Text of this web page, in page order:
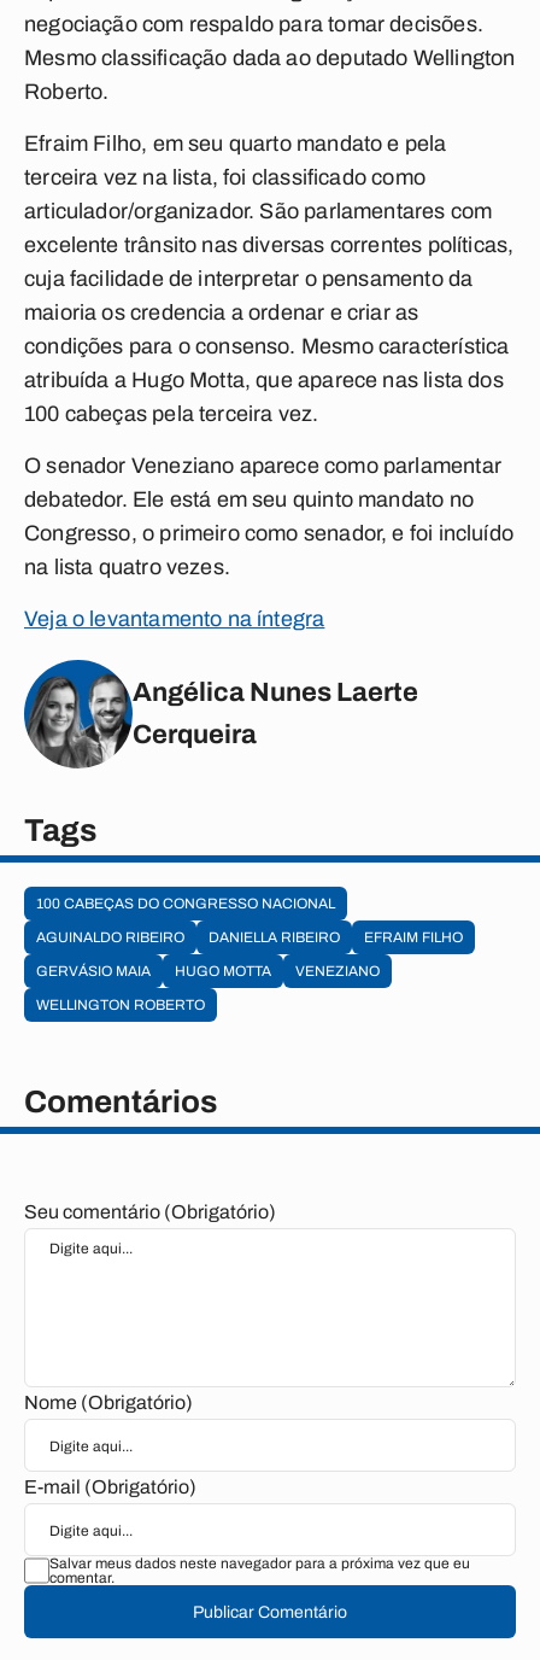
negociação com respaldo para tomar decisões.
Mesmo classificação dada ao deputado Wellington
Roberto.
Efraim Filho, em seu quarto mandato e pela
terceira vez na lista, foi classificado como
articulador/organizador. São parlamentares com
excelente trânsito nas diversas correntes políticas,
cuja facilidade de interpretar o pensamento da
maioria os credencia a ordenar e criar as
condições para o consenso. Mesmo característica
atribuída a Hugo Motta, que aparece nas lista dos
100 cabeças pela terceira vez.
O senador Veneziano aparece como parlamentar
debatedor. Ele está em seu quinto mandato no
Congresso, o primeiro como senador, e foi incluído
na lista quatro vezes.
Veja o levantamento na íntegra
Angélica Nunes Laerte
Cerqueira
Tags
100 CABEÇAS DO CONGRESSO NACIONAL
AGUINALDO RIBEIRO
DANIELLA RIBEIRO
EFRAIM FILHO
GERVÁSIO MAIA
HUGO MOTTA
VENEZIANO
WELLINGTON ROBERTO
Comentários
Seu comentário (Obrigatório)
Nome (Obrigatório)
E-mail (Obrigatório)
Salvar meus dados neste navegador para a próxima vez que eu
comentar.
Publicar Comentário